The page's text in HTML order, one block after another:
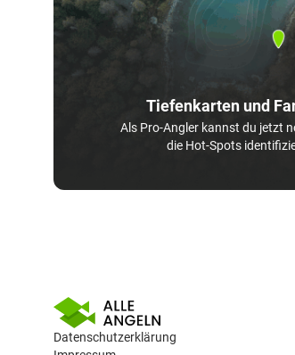
Tiefenkarten und
Als Pro-Angler kannst du jetzt
die Hot-Spots
Datenschutzerklärung